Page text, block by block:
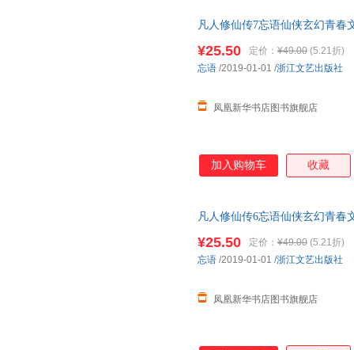
凡人修仙传7忘语仙侠玄幻青春
¥25.50 定价： ¥49.00 (5.21折)
凤凰新华书店图书旗舰店
忘语 /2019-01-01 /浙江文艺出版社
加入购物车 收藏
凡人修仙传6忘语仙侠玄幻青春
¥25.50 定价： ¥49.00 (5.21折)
凤凰新华书店图书旗舰店
忘语 /2019-01-01 /浙江文艺出版社